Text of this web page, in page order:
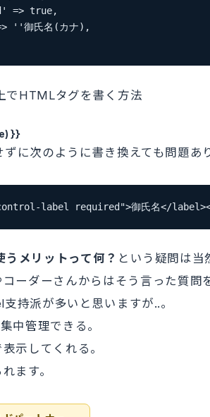
=> true,
''御氏名(カナ),
でHTMLタグを書く方法
}}
に次のように書き換えても問題あ
label required">御氏名</
メリットって何？ という疑問は当
ーダーさんからはそう言った質問
持派が多いと思いますが..。
中管理できる。
示してくれる。
ます。